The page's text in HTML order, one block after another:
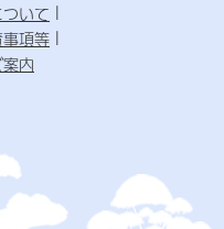
いて
項等
内